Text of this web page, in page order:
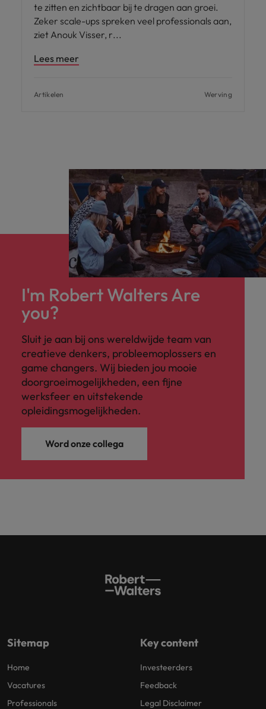
te zitten en zichtbaar bij te dragen aan groei.
Zeker scale-ups spreken veel professionals aan,
ziet Anouk Visser, r
Lees meer
Artikelen Werving
I'm Robert Walters Are
you?
Sluit je aan bij ons wereldwijde team van
creatieve denkers, probleemoplossers en
game changers. Wij bieden jou mooie
doorgroeimogelijkheden, een fijne
werksfeer en uitstekende
opleidingsmogelijkheden.
Word onze collega
Sitemap
Home
Vacatures
Professionals
Key content
Investeerders
Feedback
Legal Disclaimer